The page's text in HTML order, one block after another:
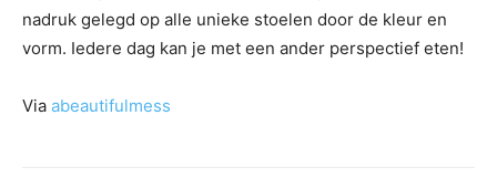
nadruk gelegd op alle unieke stoelen door de kleur en
vorm. Iedere dag kan je met een ander perspectief eten!
Via abeautifulmess